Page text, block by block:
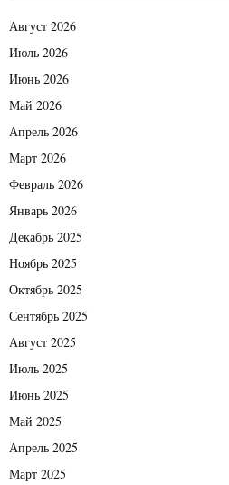
Август 2026
Июль 2026
Июнь 2026
Май 2026
Апрель 2026
Март 2026
Февраль 2026
Январь 2026
Декабрь 2025
Ноябрь 2025
Октябрь 2025
Сентябрь 2025
Август 2025
Июль 2025
Июнь 2025
Май 2025
Апрель 2025
Март 2025